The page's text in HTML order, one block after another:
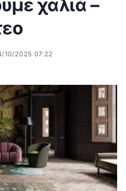
χαλιά –
10/2025 07:22